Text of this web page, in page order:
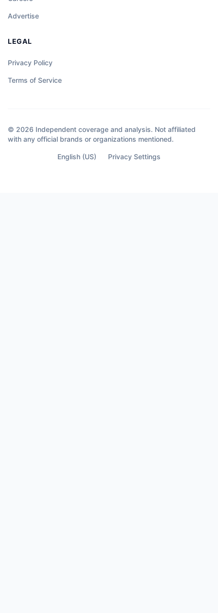
Advertise
LEGAL
Privacy Policy
Terms of Service
© 2026 Independent coverage and analysis. Not affiliated
with any official brands or organizations mentioned.
English (US) Privacy Settings